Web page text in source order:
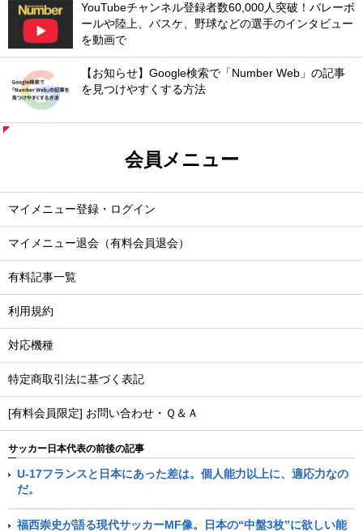
YouTubeチャンネル登録者数60,000人突破！バレーボ
ールや陸上、バスケ、野球などの選手のインタビュー
を動画で
【お知らせ】Google検索で「Number Web」の記事
を見つけやすくする方法
会員メニュー
マイメニュー登録・ログイン
マイメニュー退会（有料会員退会）
有料記事一覧
利用規約
対応機種
特定商取引法に基づく表記
[有料会員限定] お問い合わせ・Ｑ＆Ａ
サッカー日本代表の前後の記事
U-17フランスと日本にあった差は。個人能力以上に、適応力なの
だ。
福西崇史が語る現代サッカーMF像。日本の“中盤3枚”に欲しい能